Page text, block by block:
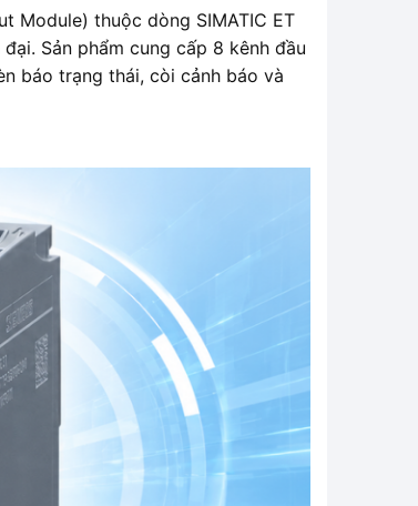
Module) thuộc dòng SIMATIC ET
Sản phẩm cung cấp 8 kênh đầu
báo trạng thái, còi cảnh báo và